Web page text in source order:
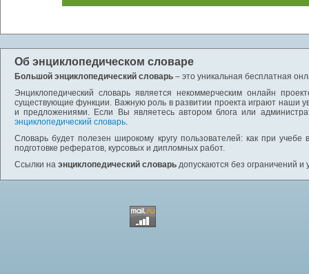
Об энциклопедическом словаре
Большой энциклопедический словарь – это уникальная бесплатная
Энциклопедический словарь является некоммерческим онлайн
существующие функции. Важную роль в развитии проекта играют наши
и предложениями. Если Вы являетесь автором блога или
энциклопедический словарь.
Словарь будет полезен широкому кругу пользователей: как при
подготовке рефератов, курсовых и дипломных работ.
Ссылки на энциклопедический словарь допускаются без ограничений и